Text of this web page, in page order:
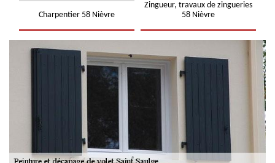
Charpentier 58 Nièvre
Zingueur, travaux de zingueries
58 Nièvre